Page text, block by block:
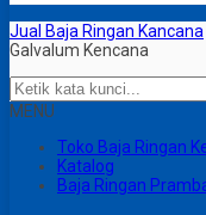
Jual Baja Ringan Kancana
Galvalum Kencana
MENU
Toko Baja Ringan
Katalog
Baja Ringan